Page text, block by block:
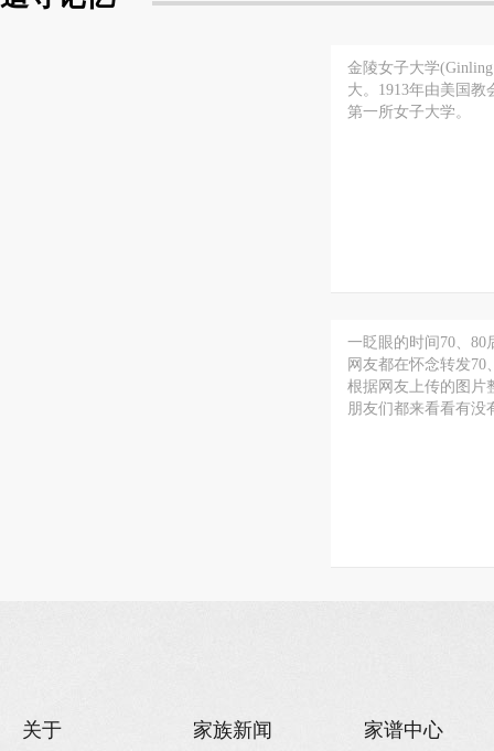
金陵女子大学
大。1913年由美国
第一所女子大学。
一眨眼的时间70、80
网友都在怀念转发70
根据网友上传的图片
朋友们都来看看有没
关于 家族新闻 家谱中心